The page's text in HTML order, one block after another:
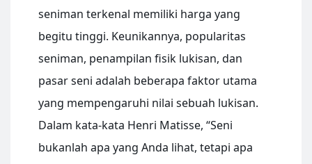
seniman terkenal memiliki harga yang
begitu tinggi. Keunikannya, popularitas
seniman, penampilan fisik lukisan, dan
pasar seni adalah beberapa faktor utama
yang mempengaruhi nilai sebuah lukisan.
Dalam kata-kata Henri Matisse, “Seni
bukanlah apa yang Anda lihat, tetapi apa